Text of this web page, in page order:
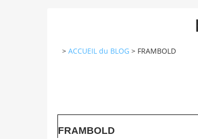
> ACCUEIL du BLOG > FRAMBOLD
FRAMBOLD